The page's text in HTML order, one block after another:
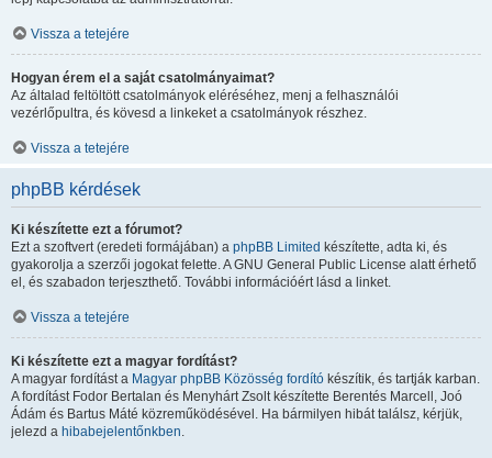
Vissza a tetejére
Hogyan érem el a saját csatolmányaimat?
Az általad feltöltött csatolmányok eléréséhez, menj a felhasználói
vezérlőpultra, és kövesd a linkeket a csatolmányok részhez.
Vissza a tetejére
phpBB kérdések
Ki készítette ezt a fórumot?
Ezt a szoftvert (eredeti formájában) a phpBB Limited készítette, adta ki, és
gyakorolja a szerzői jogokat felette. A GNU General Public License alatt érhető
el, és szabadon terjeszthető. További információért lásd a linket.
Vissza a tetejére
Ki készítette ezt a magyar fordítást?
A magyar fordítást a Magyar phpBB Közösség fordító készítik, és tartják karban.
A fordítást Fodor Bertalan és Menyhárt Zsolt készítette Berentés Marcell, Joó
Ádám és Bartus Máté közreműködésével. Ha bármilyen hibát találsz, kérjük,
jelezd a hibabejelentőnkben.